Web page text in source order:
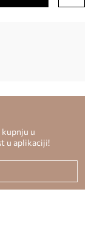
kupnju u
u aplikaciji!